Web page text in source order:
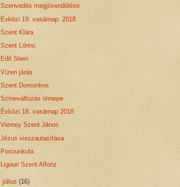
Szenvedés megjövendölése
Évközi 19. vasárnap. 2018
Szent Klára
Szent Lőrinc
Edit Stein
Vízen járás
Szent Domonkos
Színeváltozás ünnepe
Évközi 18. vasárnap 2018
Vanney Szent János
Jézus visszautasítása
Porciunkula
Ligouri Szent Alfonz
július(16)